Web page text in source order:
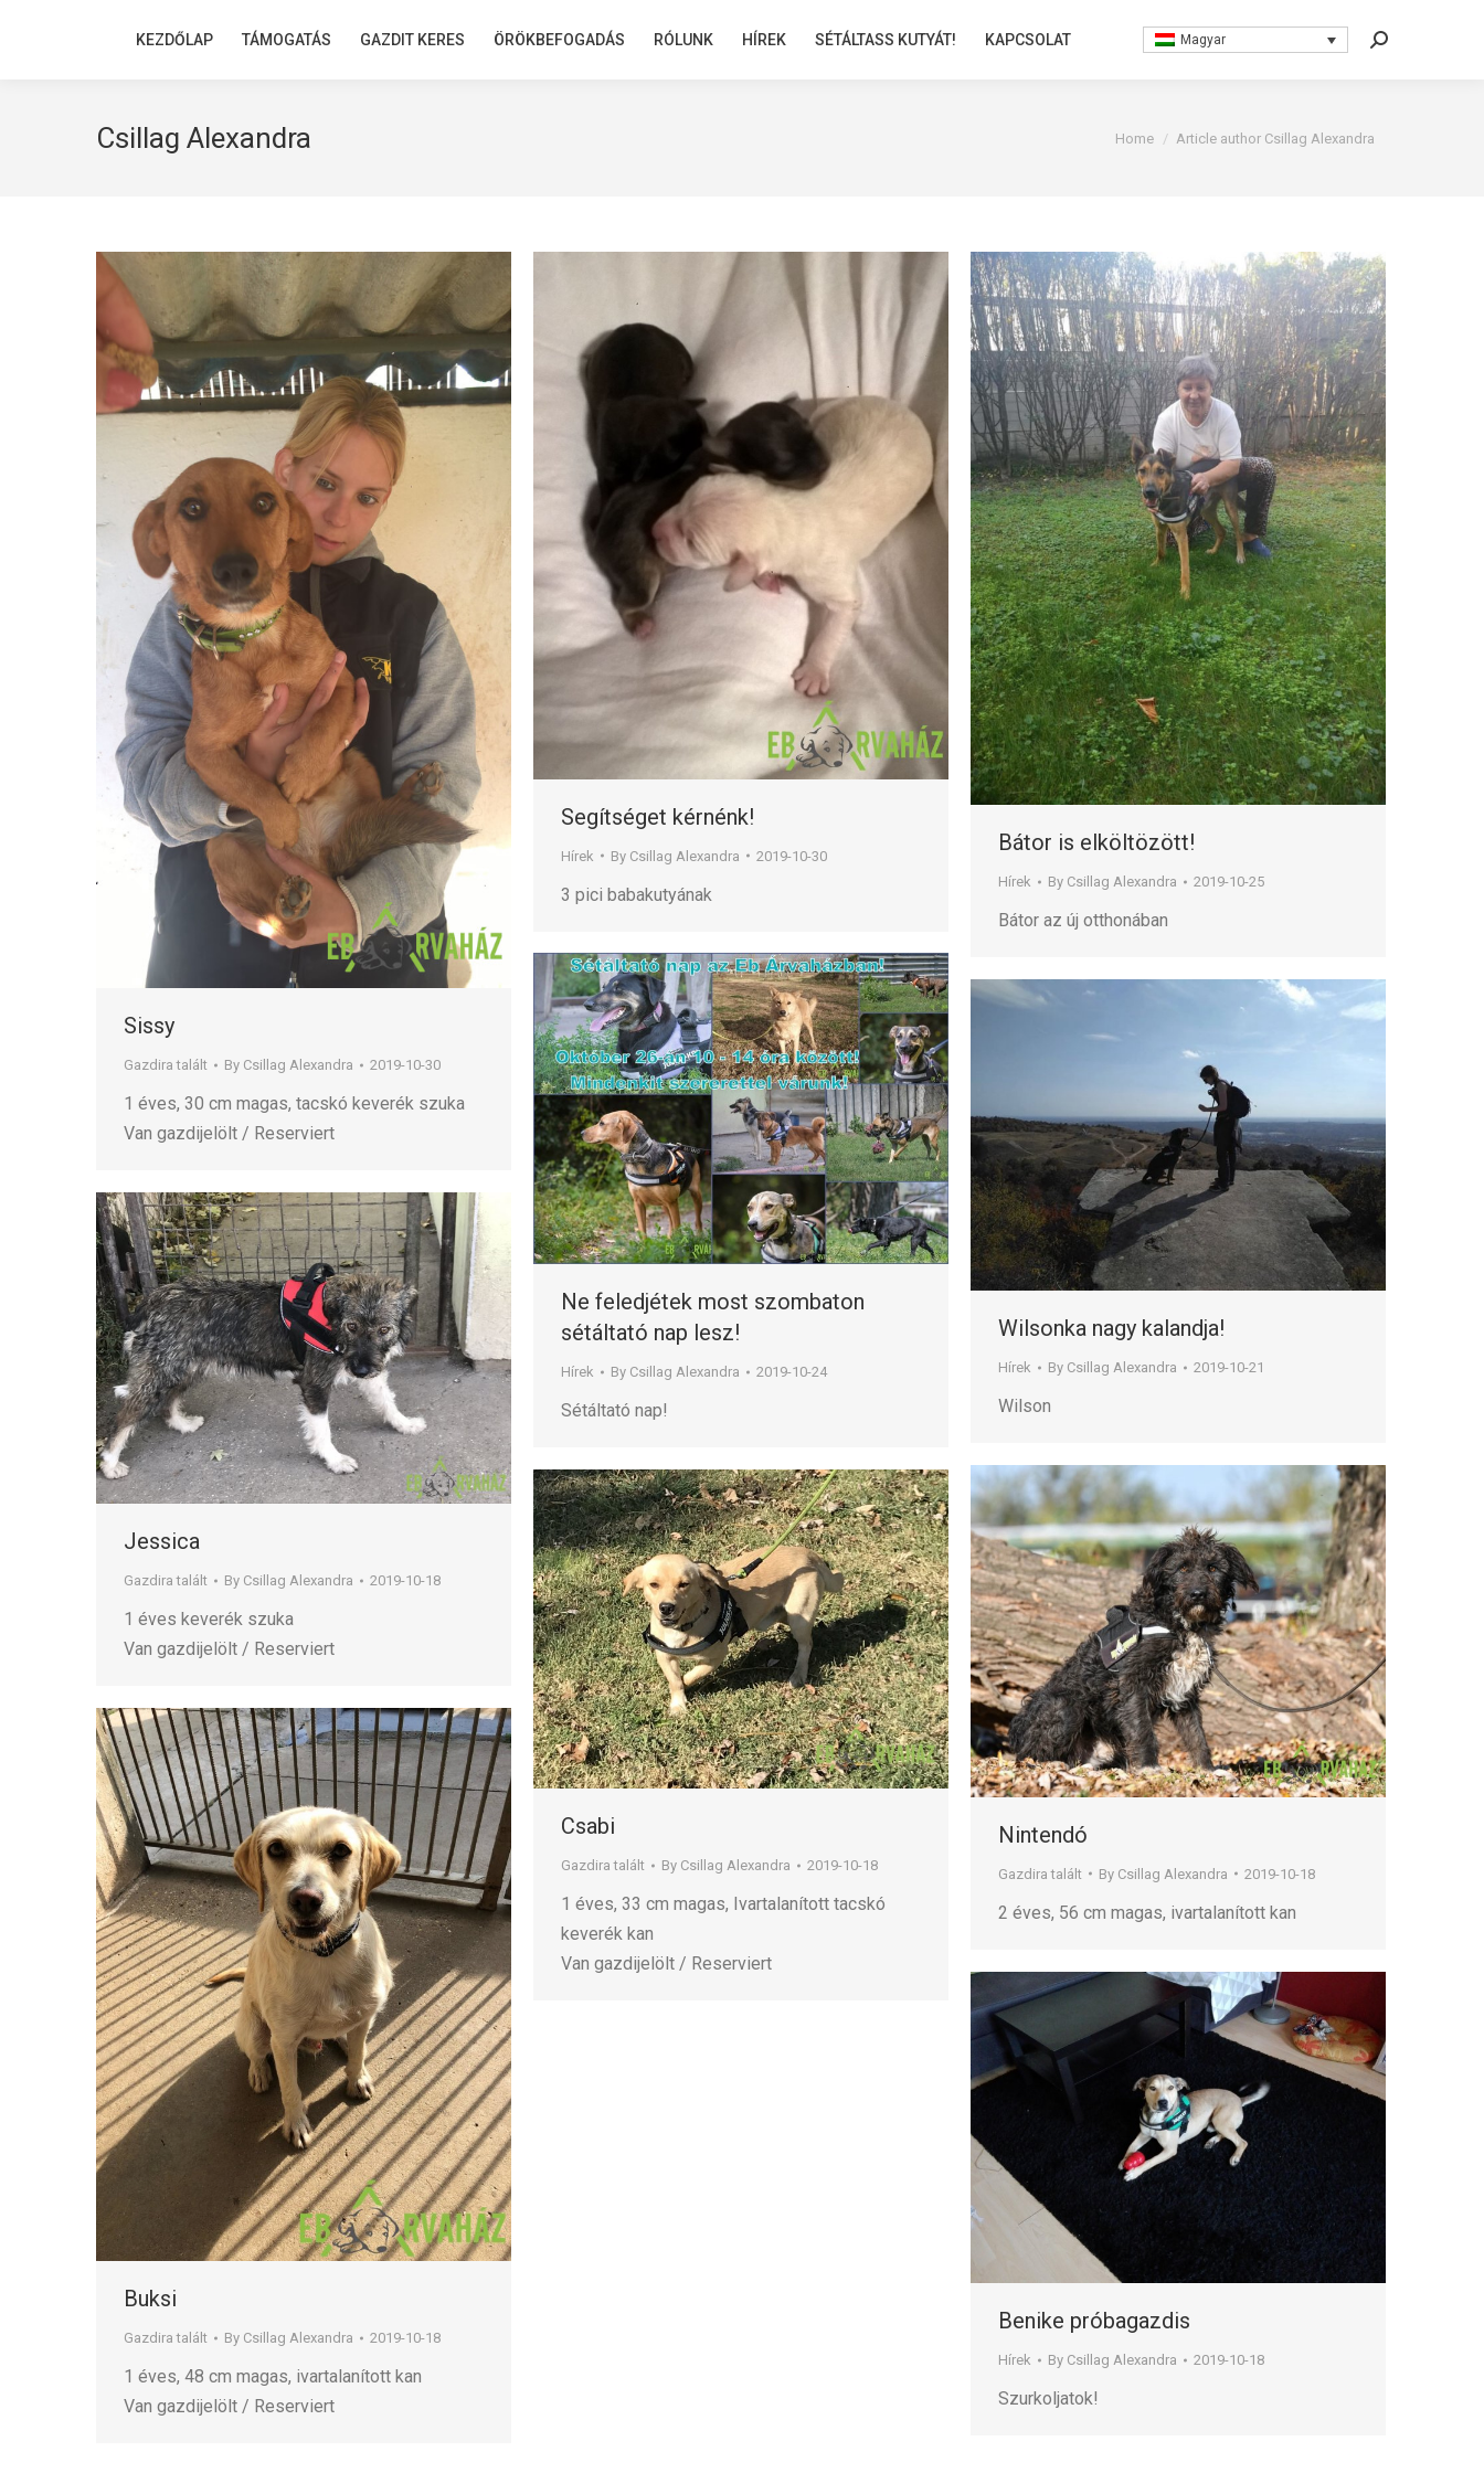
KEZDŐLAP TÁMOGATÁS GAZDIT KERES ÖRÖKBEFOGADÁS RÓLUNK HÍREK SÉTÁLTASS KUTYÁT! KAPCSOLAT Magyar Search:
Csillag Alexandra You are here:
Home Article author Csillag Alexandra
Sissy
Gazdira talált By Csillag Alexandra 2019-10-30
1 éves, 30 cm magas, tacskó keverék szuka
Van gazdijelölt / Reserviert
Segítséget kérnénk!
Hírek By Csillag Alexandra 2019-10-30
3 pici babakutyának
Bátor is elköltözött!
Hírek By Csillag Alexandra 2019-10-25
Bátor az új otthonában
Ne feledjétek most szombaton
sétáltató nap lesz!
Hírek By Csillag Alexandra 2019-10-24
Sétáltató nap!
Wilsonka nagy kalandja!
Hírek By Csillag Alexandra 2019-10-21
Wilson
Jessica
Gazdira talált By Csillag Alexandra 2019-10-18
1 éves keverék szuka
Van gazdijelölt / Reserviert
Nintendó
Gazdira talált By Csillag Alexandra 2019-10-18
2 éves, 56 cm magas, ivartalanított kan
Csabi
Gazdira talált By Csillag Alexandra 2019-10-18
1 éves, 33 cm magas, Ivartalanított tacskó
keverék kan
Van gazdijelölt / Reserviert
Buksi
Gazdira talált By Csillag Alexandra 2019-10-18
1 éves, 48 cm magas, ivartalanított kan
Van gazdijelölt / Reserviert
Benike próbagazdis
Hírek By Csillag Alexandra 2019-10-18
Szurkoljatok!
KEZDŐLAP TÁMOGATÁS GAZDIT KERES ÖRÖKBEFOGADÁS RÓLUNK HÍREK SÉTÁLTASS KUTYÁT! KAPCSOLAT Magyar Search: